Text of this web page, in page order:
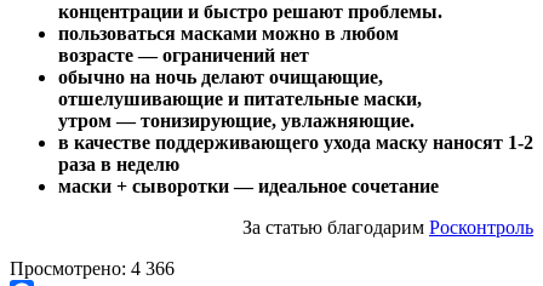
концентрации и быстро решают проблемы.
пользоваться масками можно в любом
возрасте — ограничений нет
обычно на ночь делают очищающие,
отшелушивающие и питательные маски,
утром — тонизирующие, увлажняющие.
в качестве поддерживающего ухода маску наносят 1-2
раза в неделю
маски + сыворотки — идеальное сочетание
За статью благодарим Росконтроль
Просмотрено: 4 366